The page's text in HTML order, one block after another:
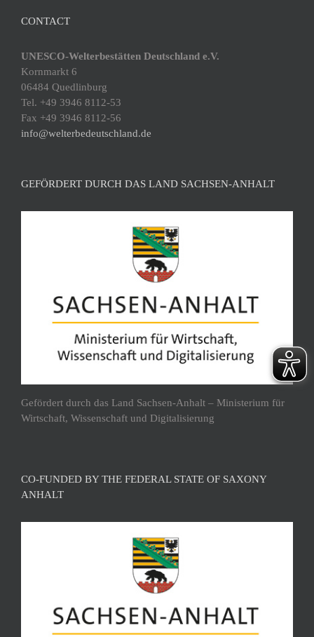
CONTACT
UNESCO-Welterbestätten Deutschland e.V.
Kornmarkt 6
06484 Quedlinburg
Tel. +49 3946 8112-53
Fax +49 3946 8112-56
info@welterbedeutschland.de
GEFÖRDERT DURCH DAS LAND SACHSEN-ANHALT
Gefördert durch das Land Sachsen-Anhalt – Ministerium für
Wirtschaft, Wissenschaft und Digitalisierung
CO-FUNDED BY THE FEDERAL STATE OF SAXONY
ANHALT